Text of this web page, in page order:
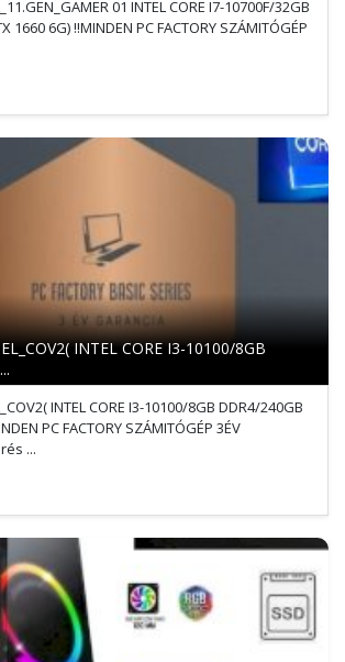
01 INTEL CORE I7-10700F/32GB
1660 6G) !!MINDEN PC FACTORY SZÁMITÓGÉP
INTEL CORE I3-10100/8GB
INTEL CORE I3-10100/8GB DDR4/240GB
PC FACTORY SZÁMITÓGÉP 3ÉV
...